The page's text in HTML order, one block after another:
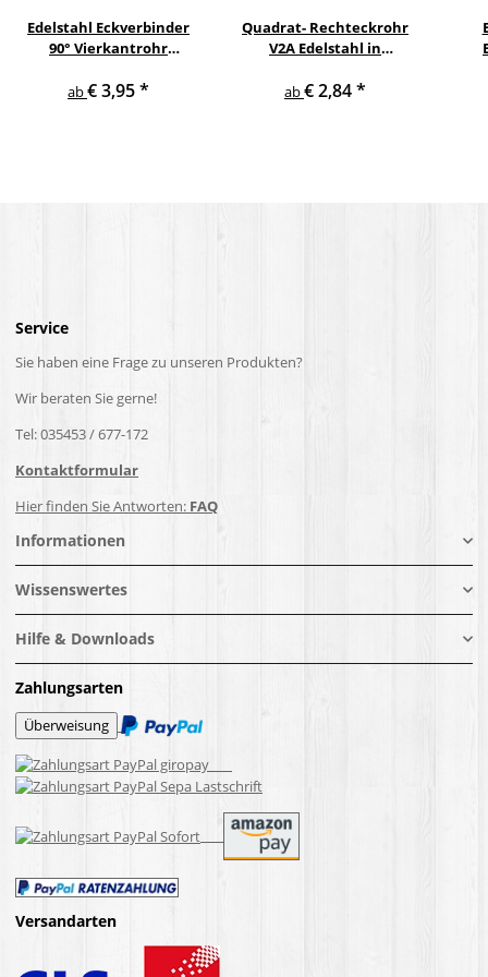
Edelstahl Eckverbinder
90° Vierkantrohr
ab€ 3,95*
Quadrat- Rechteckrohr
V2A Edelstahl in
Querschnitten und
ab€ 2,84*
Service
Sie haben eine Frage zu unseren Produkten?
Wir beraten Sie gerne!
Tel: 035453 / 677-172
Kontaktformular
Hier finden Sie Antworten: FAQ
Informationen
Wissenswertes
Hilfe & Downloads
Zahlungsarten
Versandarten